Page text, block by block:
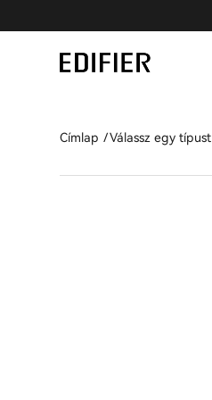
Címlap Válassz egy típust